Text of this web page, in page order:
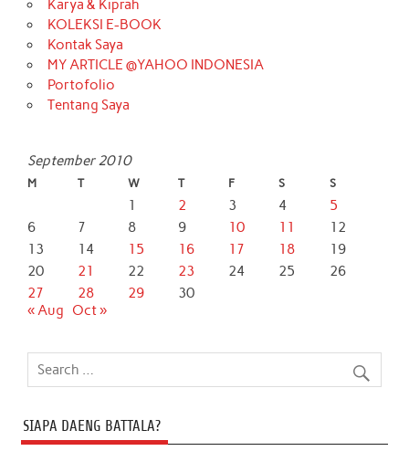
Karya & Kiprah
KOLEKSI E-BOOK
Kontak Saya
MY ARTICLE @YAHOO INDONESIA
Portofolio
Tentang Saya
September 2010
M T W T F S S
1 2 3 4
5
6
7 8 9 10 11
12
13
14 15 16 17 18
19
20
21 22 23 24 25
26
27
28 29
30
« Aug
Oct »
SIAPA DAENG BATTALA?